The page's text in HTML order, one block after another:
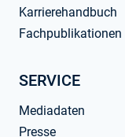
Karrierehandbuch
Fachpublikationen
SERVICE
Mediadaten
Presse